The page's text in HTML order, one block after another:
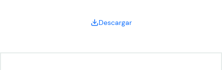
Descargar